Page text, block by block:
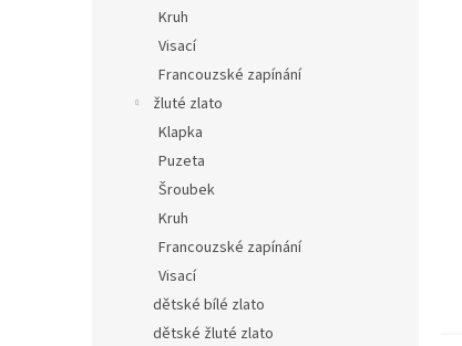
Kruh
Visací
Francouzské zapínání
žluté zlato
Klapka
Puzeta
Šroubek
Kruh
Francouzské zapínání
Visací
dětské bílé zlato
dětské žluté zlato